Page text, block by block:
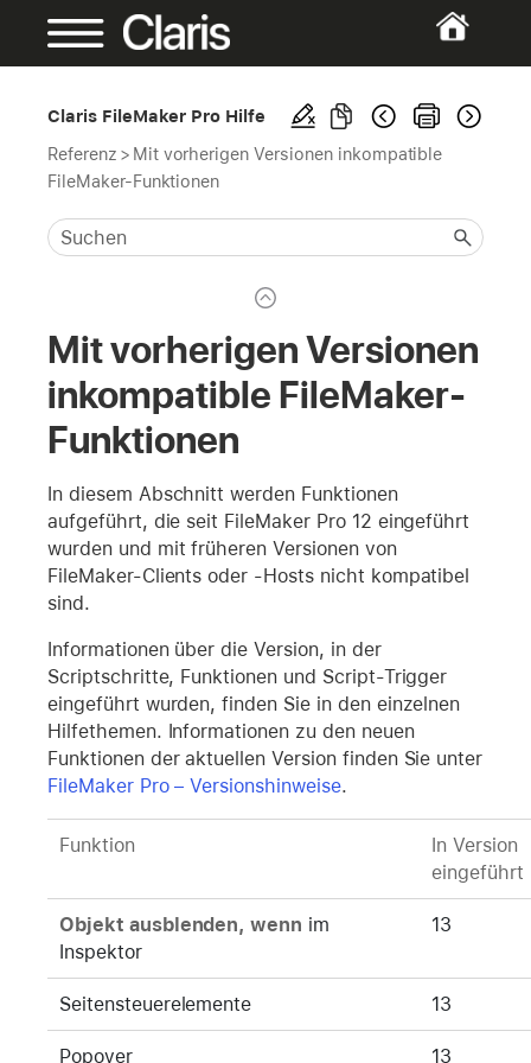
Claris FileMaker Pro Hilfe
Referenz > Mit vorherigen Versionen inkompatible
FileMaker-Funktionen
Mit vorherigen Versionen
inkompatible FileMaker-
Funktionen
In diesem Abschnitt werden Funktionen
aufgeführt, die seit FileMaker Pro 12 eingeführt
wurden und mit früheren Versionen von
FileMaker-Clients oder -Hosts nicht kompatibel
sind.
Informationen über die Version, in der
Scriptschritte, Funktionen und Script-Trigger
eingeführt wurden, finden Sie in den einzelnen
Hilfethemen. Informationen zu den neuen
Funktionen der aktuellen Version finden Sie unter
FileMaker Pro – Versionshinweise.
Funktion
In Version
eingeführt
Objekt ausblenden, wenn im
Inspektor
13
Seitensteuerelemente 13
Popover 13